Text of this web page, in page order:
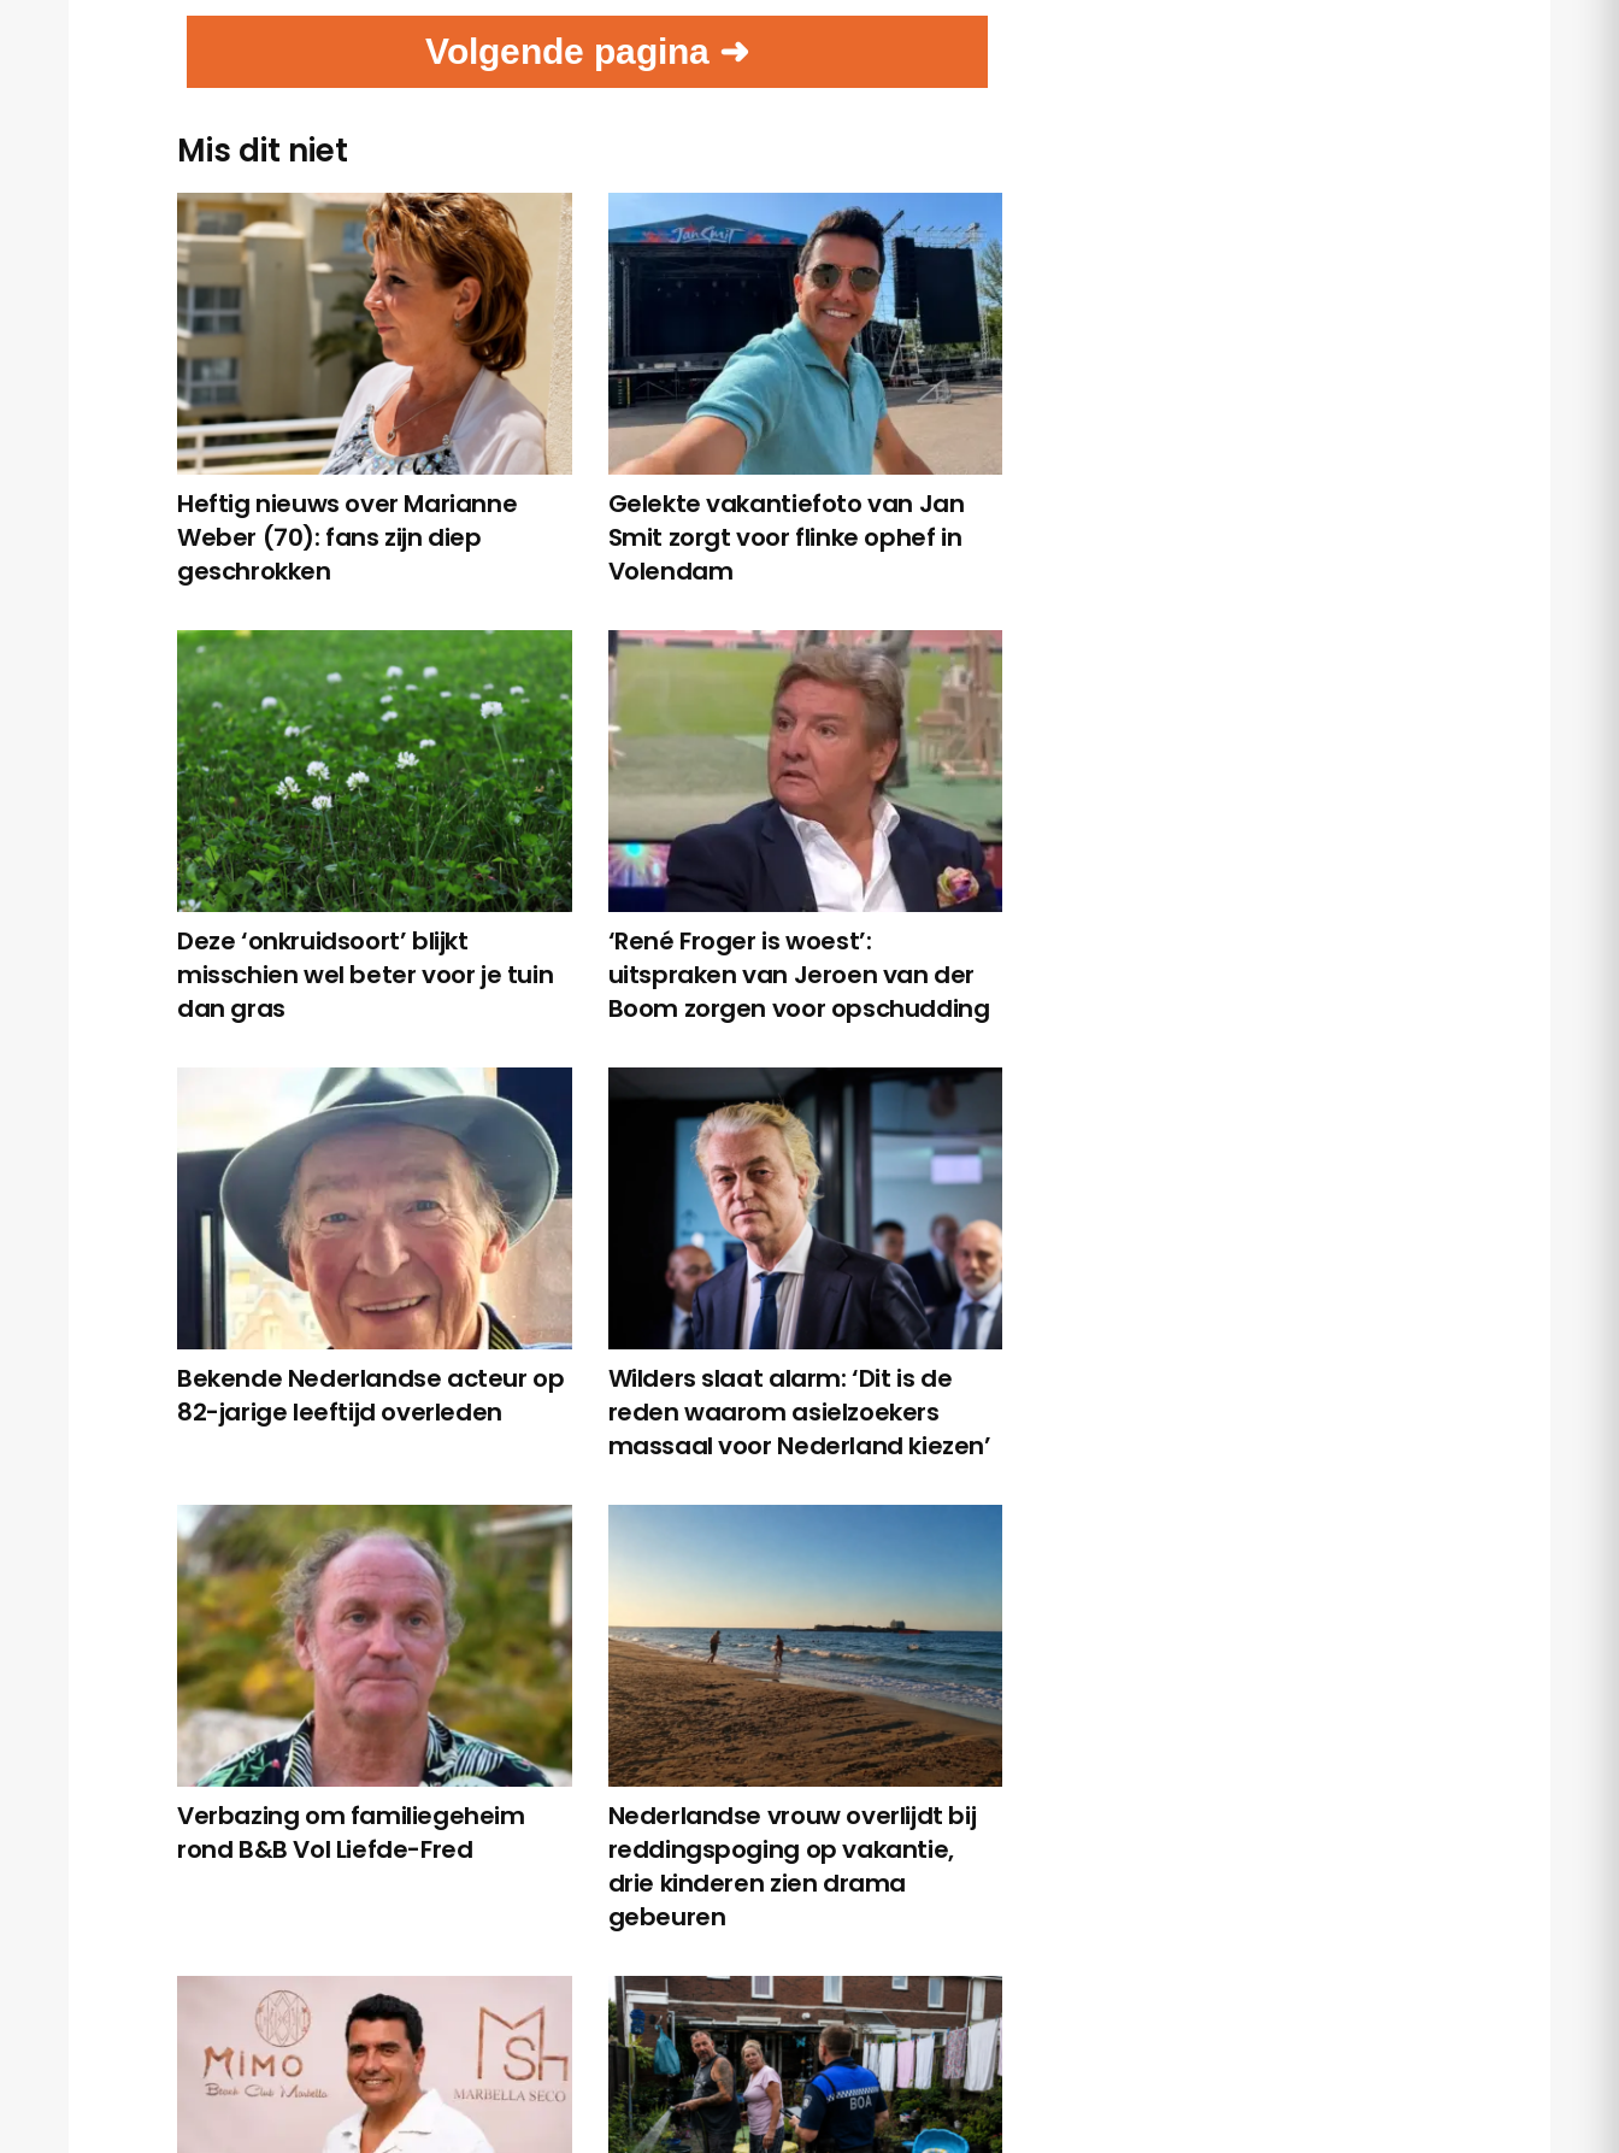
Volgende pagina ➜
Mis dit niet
Heftig nieuws over Marianne
Weber (70): fans zijn diep
geschrokken
Gelekte vakantiefoto van Jan
Smit zorgt voor flinke ophef in
Volendam
Deze ‘onkruidsoort’ blijkt
misschien wel beter voor je tuin
dan gras
‘René Froger is woest’:
uitspraken van Jeroen van der
Boom zorgen voor opschudding
Bekende Nederlandse acteur op
82-jarige leeftijd overleden
Wilders slaat alarm: ‘Dit is de
reden waarom asielzoekers
massaal voor Nederland kiezen’
Verbazing om familiegeheim
rond B&B Vol Liefde-Fred
Nederlandse vrouw overlijdt bij
reddingspoging op vakantie,
drie kinderen zien drama
gebeuren